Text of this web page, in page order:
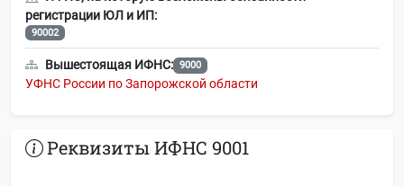
регистрации ЮЛ и ИП:
90002
Вышестоящая ИФНС: 9000
УФНС России по Запорожской области
Реквизиты ИФНС 9001